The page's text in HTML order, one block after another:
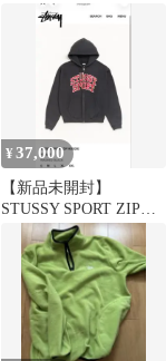
ワーク ジップアップ ロ
¥37,000
【新品未開封】
STUSSY SPORT ZIP
HOODIE 黒 L